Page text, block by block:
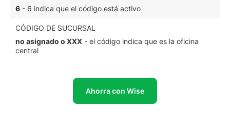
6 - 6 indica que el código está activo
CÓDIGO DE SUCURSAL
no asignado o XXX - el código indica que es la oficina
central
Ahorra con Wise